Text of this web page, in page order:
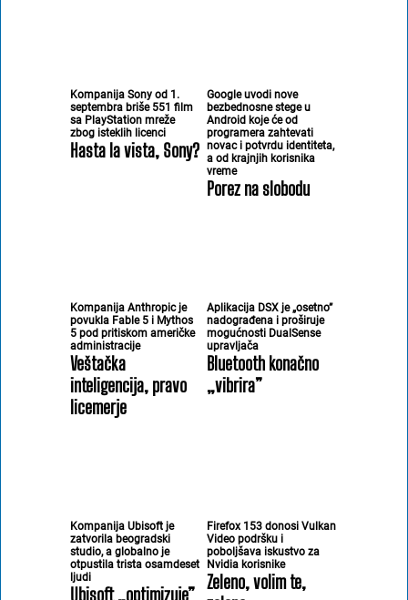
Kompanija Sony od 1.
septembra briše 551 film
sa PlayStation mreže
zbog isteklih licenci
Hasta la vista, Sony?
Google uvodi nove
bezbednosne stege u
Android koje će od
programera zahtevati
novac i potvrdu identiteta,
a od krajnjih korisnika
vreme
Porez na slobodu
Kompanija Anthropic je
povukla Fable 5 i Mythos
5 pod pritiskom američke
administracije
Veštačka
inteligencija, pravo
licemerje
Aplikacija DSX je „osetno”
nadograđena i proširuje
mogućnosti DualSense
upravljača
Bluetooth konačno
„vibrira”
Kompanija Ubisoft je
zatvorila beogradski
studio, a globalno je
otpustila trista osamdeset
ljudi
Ubisoft „optimizuje”
Firefox 153 donosi Vulkan
Video podršku i
poboljšava iskustvo za
Nvidia korisnike
Zeleno, volim te,